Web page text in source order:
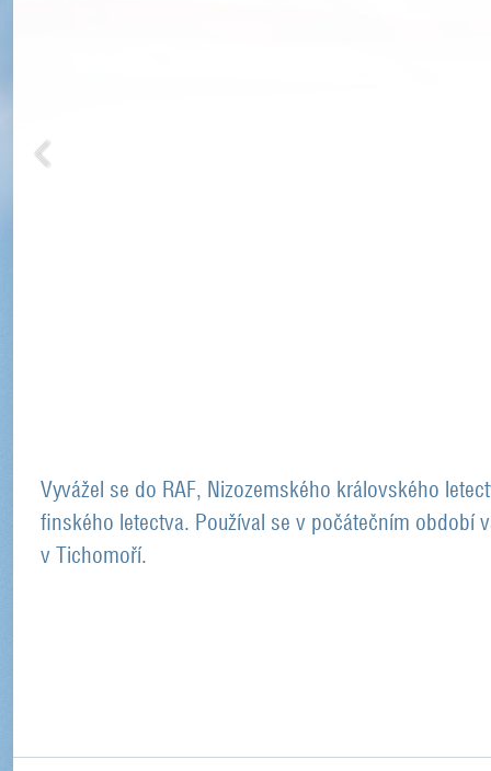
Vyvážel se do RAF, Nizozemského královského
finského letectva. Používal se v počátečním období
v Tichomoří.